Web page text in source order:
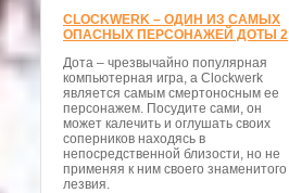
CLOCKWERK – ОДИН ИЗ САМЫХ
ОПАСНЫХ ПЕРСОНАЖЕЙ ДОТЫ 2
Дота – чрезвычайно популярная
компьютерная игра, а Clockwerk
является самым смертоносным ее
персонажем. Посудите сами, он
может калечить и оглушать своих
соперников находясь в
непосредственной близости, но не
применяя к ним своего знаменитого
лезвия.